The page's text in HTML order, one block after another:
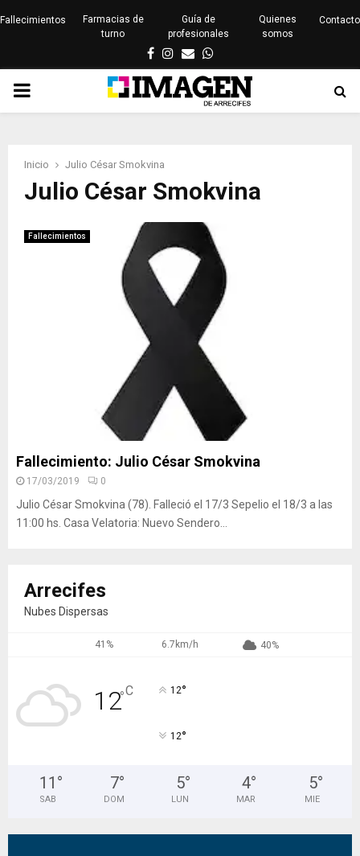
Fallecimientos
Farmacias de
turno
Guía de
profesionales
Quienes
somos
Contacto
Facebook
Instagram
EmailWhatsapp
PRIMARY
Inicio Julio César Smokvina
Julio César Smokvina
Fallecimientos
Fallecimiento: Julio César Smokvina
17/03/2019 0
Julio César Smokvina (78). Falleció el 17/3 Sepelio el 18/3 a las
11:00 hs. Casa Velatoria: Nuevo Sendero...
Arrecifes
Nubes Dispersas
41% 6.7km/h 40%
12°C 12°
12°
11 °
SAB
7°
DOM
5°
LUN
4°
MAR
5°
MIE